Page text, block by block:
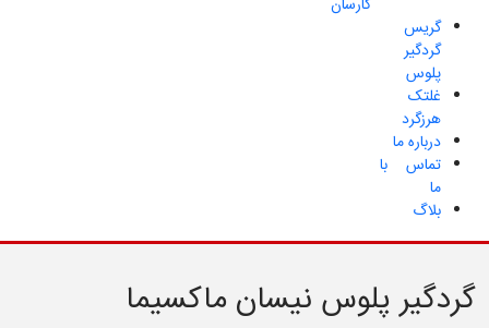
کارسان
گریس
گردگیر
پلوس
غلتک
هرزگرد
درباره ما
تماس با
ما
بلاگ
گردگیر پلوس نیسان ماکسیما